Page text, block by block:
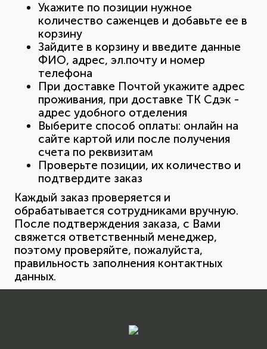
Укажите по позиции нужное
количество саженцев и добавьте ее в
корзину
Зайдите в корзину и введите данные
ФИО, адрес, эл.почту и номер
телефона
При доставке Почтой укажите адрес
проживания, при доставке ТК Сдэк -
адрес удобного отделения
Выберите способ оплаты: онлайн на
сайте картой или после получения
счета по реквизитам
Проверьте позиции, их количество и
подтвердите заказ
Каждый заказ проверяется и
обрабатывается сотрудниками вручную.
После подтверждения заказа, с Вами
свяжется ответственный менеджер,
поэтому проверяйте, пожалуйста,
правильность заполнения контактных
данных.